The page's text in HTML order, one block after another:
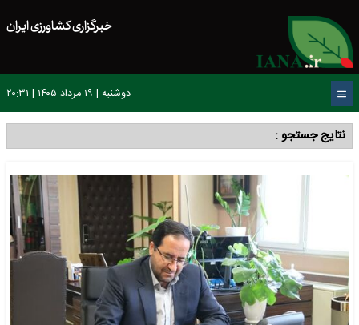
خبرگزاری کشاورزی ایران
دوشنبه | ۱۹ مرداد ۱۴۰۵ | ۲۰:۳۱
نتایج جستجو :